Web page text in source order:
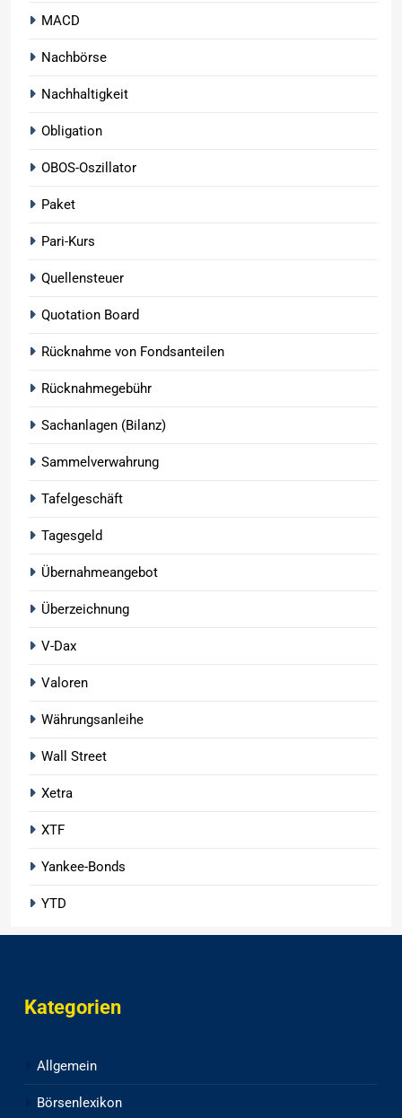
MACD
Nachbörse
Nachhaltigkeit
Obligation
OBOS-Oszillator
Paket
Pari-Kurs
Quellensteuer
Quotation Board
Rücknahme von Fondsanteilen
Rücknahmegebühr
Sachanlagen (Bilanz)
Sammelverwahrung
Tafelgeschäft
Tagesgeld
Übernahmeangebot
Überzeichnung
V-Dax
Valoren
Währungsanleihe
Wall Street
Xetra
XTF
Yankee-Bonds
YTD
Kategorien
Allgemein
Börsenlexikon